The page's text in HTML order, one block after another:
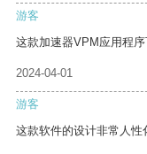
游客
这款加速器VPM应用程
2024-04-01
游客
这款软件的设计非常人性